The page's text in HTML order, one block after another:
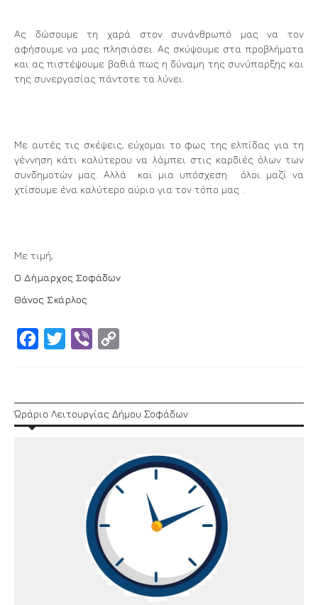
Ας δώσουμε τη χαρά στον συνάνθρωπό μας να τον
αφήσουμε να μας πλησιάσει. Ας σκύψουμε στα προβλήματα
και ας πιστέψουμε βαθιά πως η δύναμη της συνύπαρξης και
της συνεργασίας πάντοτε τα λύνει.
Με αυτές τις σκέψεις, εύχομαι το φως της ελπίδας για τη
γέννηση κάτι καλύτερου να λάμπει στις καρδιές όλων των
συνδημοτών μας. Αλλά και μια υπόσχεση· όλοι μαζί να
χτίσουμε ένα καλύτερο αύριο για τον τόπο μας .
Με τιμή,
Ο Δήμαρχος Σοφάδων
Θάνος Σκάρλος
Facebook
Twitter Viber
Ώράριο Λειτουργίας Δήμου Σοφάδων